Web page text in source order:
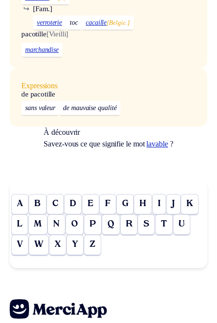
[Fam.]
↪
verroterie toc cacaille[Belgic.]
pacotille[Vieilli]
marchandise
Expressions
de pacotille
sans valeur de mauvaise qualité
À découvrir
Savez-vous ce que signifie le motlavable?
A B C D E F G H I J K
L M N O P Q R S T U
V W X Y Z